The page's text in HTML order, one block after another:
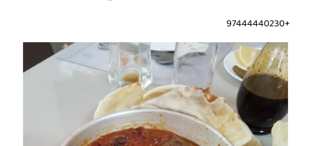
+97444440230